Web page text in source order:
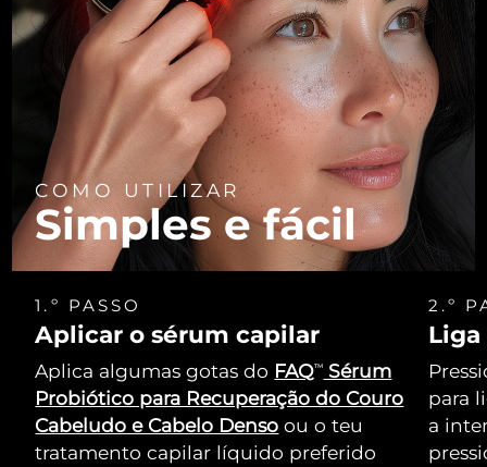
COMO UTILIZAR
Simples e fácil
1.º PASSO
Aplicar o sérum capilar
Aplica algumas gotas do FAQTM
Sérum
Probiótico para Recuperação do Couro
Cabeludo e Cabelo Denso ou o teu
tratamento capilar líquido preferido
2.º
Liga
para
a